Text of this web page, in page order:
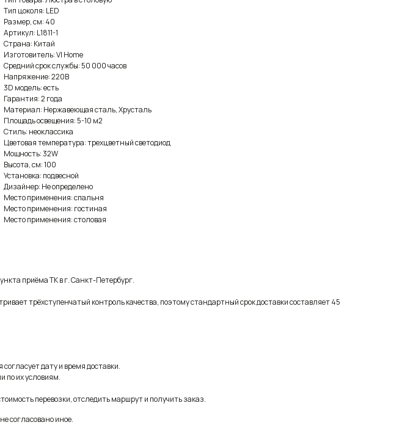
Тип цоколя: LED
Размер, см: 40
Артикул: L1811-1
Страна: Китай
Изготовитель: VI Home
Средний срок службы: 50 000 часов
Напряжение: 220В
3D модель: есть
Гарантия: 2 года
Материал: Нержавеющая сталь, Хрусталь
Площадь освещения: 5-10 м2
Стиль: неоклассика
Цветовая температура: трехцветный светодиод
Мощность: 32W
Высота, см: 100
Установка: подвесной
Дизайнер: Не определено
Место применения: спальня
Место применения: гостиная
Место применения: столовая
приёма ТК в г. Санкт-Петербург.
трёхступенчатый контроль качества, поэтому стандартный срок доставки составляет 45
дату и время доставки.
по их условиям.
перевозки, отследить маршрут и получить заказ.
согласовано иное.